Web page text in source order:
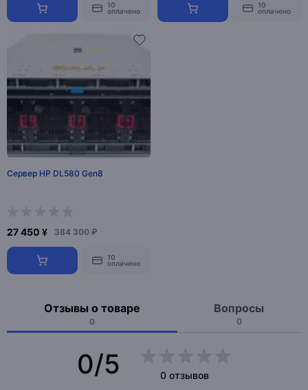
10
оплачено
10
оплачено
Сервер HP DL580 Gen8
27 450 ¥ 384 300 ₽
10
оплачено
Отзывы о товаре
0
Вопросы
0
0/5
0 отзывов